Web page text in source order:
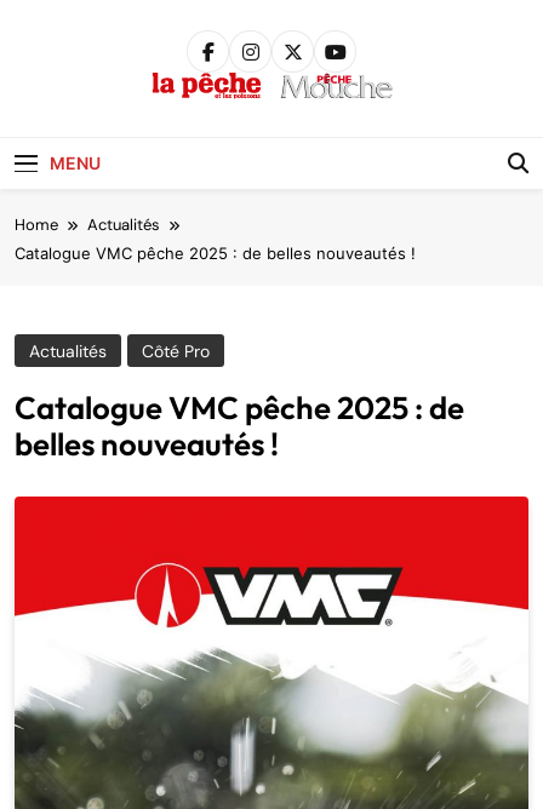
MENU
Home Actualités
Catalogue VMC pêche 2025 : de belles nouveautés !
Actualités Côté Pro
Catalogue VMC pêche 2025 : de
belles nouveautés !